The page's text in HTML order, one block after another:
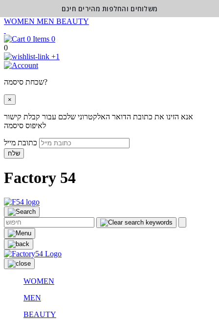
WOMEN MEN BEAUTY
0
0
+1
שכחת סיסמה?
×
אנא הזינו את כתובת הדואר האלקטרוני שלכם עבור קבלת קישור
לאיפוס סיסמה
שלח
Factory 54
WOMEN
MEN
BEAUTY
משלוחים והחלפות מהירים חינם